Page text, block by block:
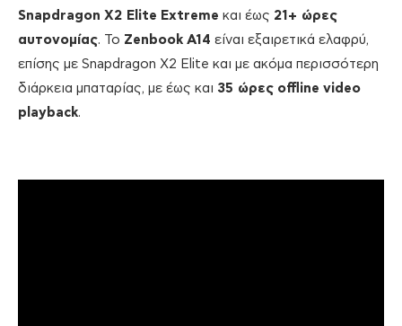
Snapdragon X2 Elite Extreme και έως 21+ ώρες
αυτονομίας. Το Zenbook A14 είναι εξαιρετικά ελαφρύ,
επίσης με Snapdragon X2 Elite και με ακόμα περισσότερη
διάρκεια μπαταρίας, με έως και 35 ώρες offline video
playback.